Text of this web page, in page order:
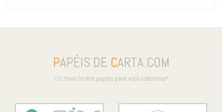
PAPÉIS DE CARTA.COM
Os mais lindos papéis para você colecionar!